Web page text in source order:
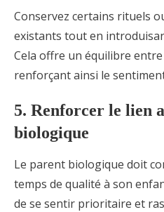
Conservez certains rituels
existants tout en
Cela offre un équilibre
renforçant ainsi le
5. Renforcer le lien
biologique
Le parent biologique doit
temps de qualité à son
de se sentir prioritaire et